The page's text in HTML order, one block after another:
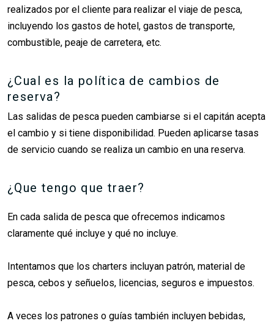
realizados por el cliente para realizar el viaje de pesca,
incluyendo los gastos de hotel, gastos de transporte,
combustible, peaje de carretera, etc.
¿Cual es la política de cambios de
reserva?
Las salidas de pesca pueden cambiarse si el capitán acepta
el cambio y si tiene disponibilidad. Pueden aplicarse tasas
de servicio cuando se realiza un cambio en una reserva.
¿Que tengo que traer?
En cada salida de pesca que ofrecemos indicamos
claramente qué incluye y qué no incluye.
Intentamos que los charters incluyan patrón, material de
pesca, cebos y señuelos, licencias, seguros e impuestos.
A veces los patrones o guías también incluyen bebidas,